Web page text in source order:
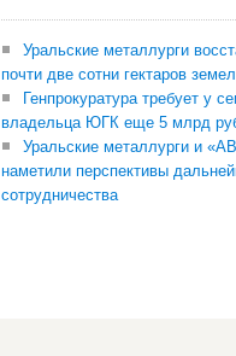
Уральские металлурги
почти две сотни гектаров
Генпрокуратура требует у
владельца ЮГК еще 5 млрд
Уральские металлурги и
наметили перспективы
сотрудничества